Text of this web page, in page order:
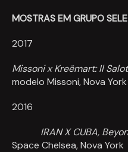
MOSTRAS EM GRUPO
2017
Missoni x Kreëmart: Il
modelo Missoni, Nova York
2016
IRAN X CUBA,
Space Chelsea, Nova York